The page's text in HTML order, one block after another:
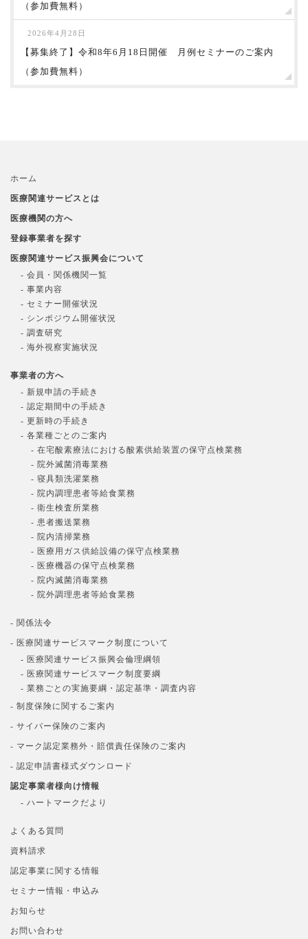
（参加費無料）
2026年4月28日
【募集終了】令和8年6月18日開催 月例セミナーのご案内
（参加費無料）
ホーム
医療関連サービスとは
医療機関の方へ
登録事業者を探す
医療関連サービス振興会について
- 会員・関係機関一覧
- 事業内容
- セミナー開催状況
- シンポジウム開催状況
- 調査研究
- 海外視察実施状況
事業者の方へ
- 新規申請の手続き
- 認定期間中の手続き
- 更新時の手続き
- 各業種ごとのご案内
- 在宅酸素療法における酸素供給装置の保守点検業務
- 院外滅菌消毒業務
- 寝具類洗濯業務
- 院内調理患者等給食業務
- 衛生検査所業務
- 患者搬送業務
- 院内清掃業務
- 医療用ガス供給設備の保守点検業務
- 医療機器の保守点検業務
- 院内滅菌消毒業務
- 院外調理患者等給食業務
- 関係法令
- 医療関連サービスマーク制度について
- 医療関連サービス振興会倫理綱領
- 医療関連サービスマーク制度要綱
- 業務ごとの実施要綱・認定基準・調査内容
- 制度保険に関するご案内
- サイバー保険のご案内
- マーク認定業務外・賠償責任保険のご案内
- 認定申請書様式ダウンロード
認定事業者様向け情報
- ハートマークだより
よくある質問
資料請求
認定事業に関する情報
セミナー情報・申込み
お知らせ
お問い合わせ